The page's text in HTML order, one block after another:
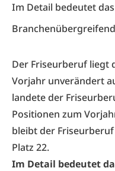
Im Detail bedeutet
Der Friseurberuf liegt
Vorjahr unverändert
landete der
Positionen zum
bleibt der
Platz 22.
Im Detail bedeutet